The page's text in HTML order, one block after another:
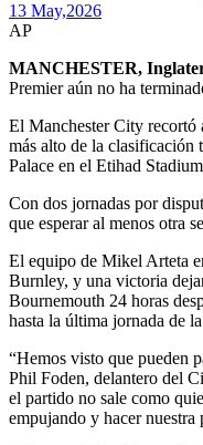
13 May,2026
AP
MANCHESTER,
Premier aún no ha
El Manchester City recortó
más alto de la clasificación
Palace en el Etihad
Con dos jornadas por
que esperar al menos otra
El equipo de Mikel Arteta
Burnley, y una victoria
Bournemouth 24 horas
hasta la última jornada de
“Hemos visto que pueden
Phil Foden, delantero del
el partido no sale como
empujando y hacer nuestra